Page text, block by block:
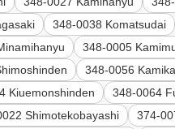
348-0038 Komatsudai
348-0005
348-0056
Kiuemonshinden 348-0064
Shimotekobayashi 374-